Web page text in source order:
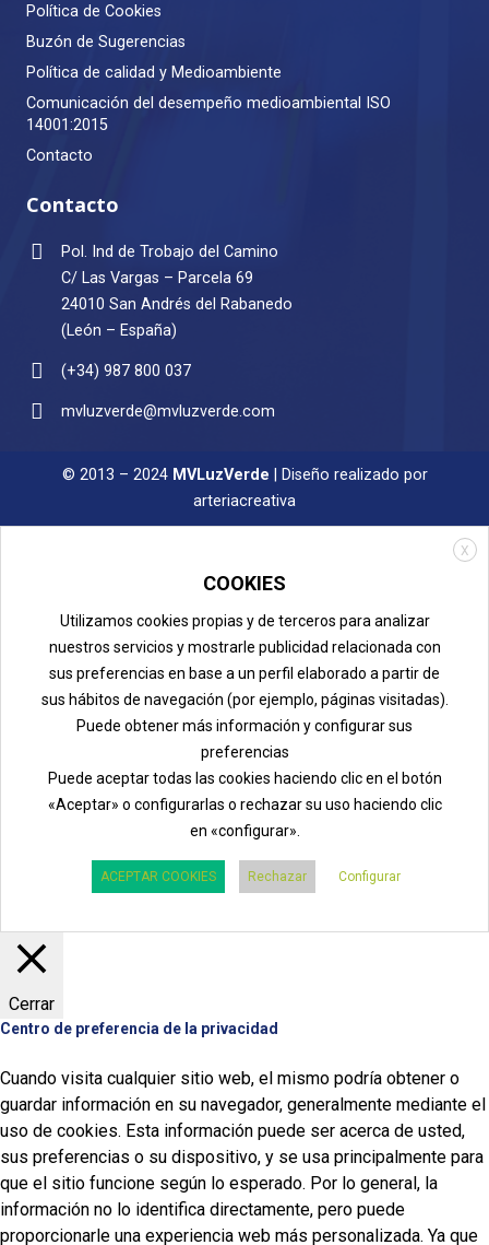
Política de Cookies
Buzón de Sugerencias
Política de calidad y Medioambiente
Comunicación del desempeño medioambiental ISO
14001:2015
Contacto
Contacto
Pol. Ind de Trobajo del Camino
C/ Las Vargas – Parcela 69
24010 San Andrés del Rabanedo
(León – España)
(+34) 987 800 037
mvluzverde@mvluzverde.com
© 2013 – 2024 MVLuzVerde | Diseño realizado por
arteriacreativa
X
COOKIES
Utilizamos cookies propias y de terceros para analizar
nuestros servicios y mostrarle publicidad relacionada con
sus preferencias en base a un perfil elaborado a partir de
sus hábitos de navegación (por ejemplo, páginas visitadas).
Puede obtener más información y configurar sus
preferencias
Puede aceptar todas las cookies haciendo clic en el botón
«Aceptar» o configurarlas o rechazar su uso haciendo clic
en «configurar».
ACEPTAR COOKIES Rechazar Configurar
Cerrar
Centro de preferencia de la privacidad
Cuando visita cualquier sitio web, el mismo podría obtener o
guardar información en su navegador, generalmente mediante el
uso de cookies. Esta información puede ser acerca de usted,
sus preferencias o su dispositivo, y se usa principalmente para
que el sitio funcione según lo esperado. Por lo general, la
información no lo identifica directamente, pero puede
proporcionarle una experiencia web más personalizada. Ya que